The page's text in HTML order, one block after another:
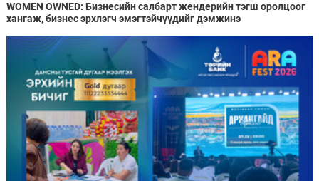
WOMEN OWNED: Бизнесийн салбарт жендерийн тэгш оролцоог
хангаж, бизнес эрхлэгч эмэгтэйчүүдийг дэмжинэ